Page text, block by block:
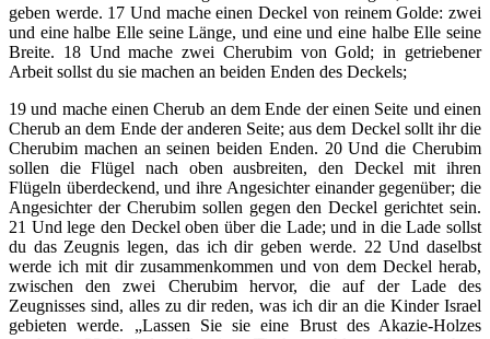
geben werde. 17 Und mache einen Deckel von reinem Golde: zwei
und eine halbe Elle seine Länge, und eine und eine halbe Elle seine
Breite. 18 Und mache zwei Cherubim von Gold; in getriebener
Arbeit sollst du sie machen an beiden Enden des Deckels;
19 und mache einen Cherub an dem Ende der einen Seite und einen
Cherub an dem Ende der anderen Seite; aus dem Deckel sollt ihr die
Cherubim machen an seinen beiden Enden. 20 Und die Cherubim
sollen die Flügel nach oben ausbreiten, den Deckel mit ihren
Flügeln überdeckend, und ihre Angesichter einander gegenüber; die
Angesichter der Cherubim sollen gegen den Deckel gerichtet sein.
21 Und lege den Deckel oben über die Lade; und in die Lade sollst
du das Zeugnis legen, das ich dir geben werde. 22 Und daselbst
werde ich mit dir zusammenkommen und von dem Deckel herab,
zwischen den zwei Cherubim hervor, die auf der Lade des
Zeugnisses sind, alles zu dir reden, was ich dir an die Kinder Israel
gebieten werde. „Lassen Sie sie eine Brust des Akazie-Holzes